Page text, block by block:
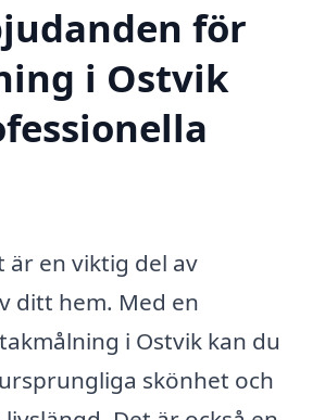
för
i Ostvik
är en viktig del av
ditt hem. Med en
i Ostvik kan du
skönhet och